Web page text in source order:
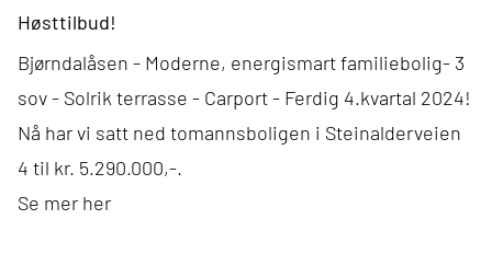
Høsttilbud!
Bjørndalåsen - Moderne, energismart familiebolig- 3
sov - Solrik terrasse - Carport - Ferdig 4.kvartal 2024!
Nå har vi satt ned tomannsboligen i Steinalderveien
4 til kr. 5.290.000,-.
Se mer her